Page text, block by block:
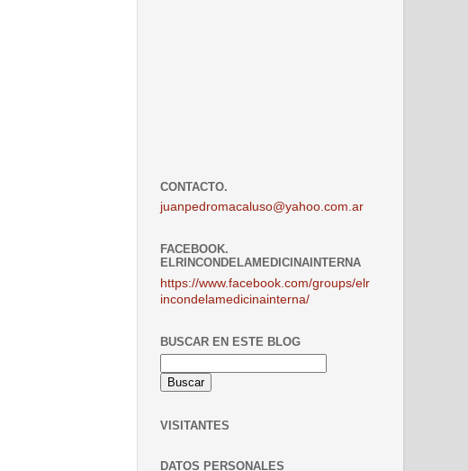
CONTACTO.
juanpedromacaluso@yahoo.com.ar
FACEBOOK.
ELRINCONDELAMEDICINAINTERNA
https://www.facebook.com/groups/elr
incondelamedicinainterna/
BUSCAR EN ESTE BLOG
VISITANTES
DATOS PERSONALES